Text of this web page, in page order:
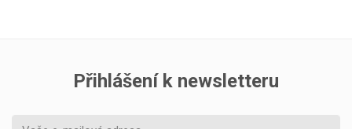
Přihlášení k newsletteru